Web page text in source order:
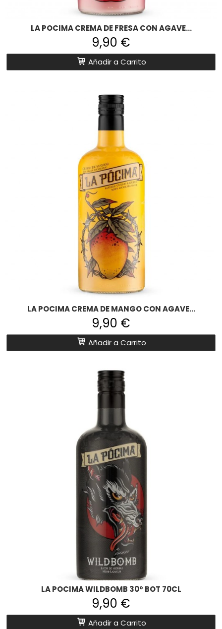
LA POCIMA CREMA DE FRESA CON AGAVE...
9,90 €
Añadir a Carrito
LA POCIMA CREMA DE MANGO CON AGAVE...
9,90 €
Añadir a Carrito
LA POCIMA WILDBOMB 30º BOT 70CL
9,90 €
Añadir a Carrito